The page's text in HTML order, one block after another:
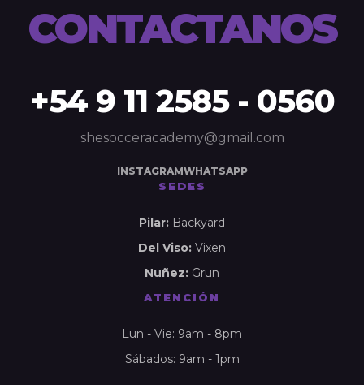
CONTACTANOS
+54 9 11 2585 - 0560
shesocceracademy@gmail.com
INSTAGRAMWHATSAPP
SEDES
Pilar: Backyard
Del Viso: Vixen
Nuñez: Grun
ATENCIÓN
Lun - Vie: 9am - 8pm
Sábados: 9am - 1pm